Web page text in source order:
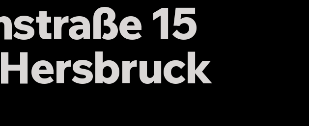
Heimturnier
15